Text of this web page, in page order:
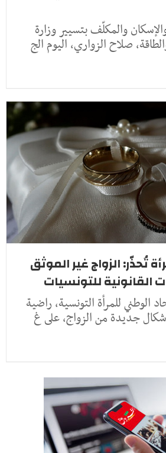
والمكلّف بتسيير وزارة
صلاح الزواري، اليوم الج
تُحذّر: الزواج غير الموثق
القانونية للتونسيات
الوطني للمرأة التونسية، راضية
جديدة من الزواج، على غ